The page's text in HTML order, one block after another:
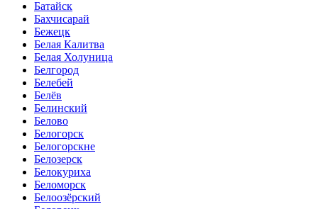
Батайск
Бахчисарай
Бежецк
Белая Калитва
Белая Холуница
Белгород
Белебей
Белёв
Белинский
Белово
Белогорск
Белогорскне
Белозерск
Белокуриха
Беломорск
Белоозёрский